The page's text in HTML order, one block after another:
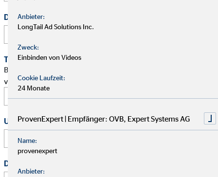
Deine Telefonnummer
Terminwunsch
Bitte schlage mir einen Termin für ein persönliches Gespräch
vor.
Uhrzeit
Deine Nachricht
Anbieter:
LongTail Ad Solutions Inc.
Zweck:
Einbinden von Videos
Cookie Laufzeit:
24 Monate
ProvenExpert | Empfänger: OVB, Expert Systems AG
Name:
provenexpert
Anbieter: